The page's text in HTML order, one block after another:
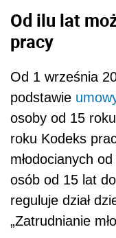
Od ilu lat
pracy
Od 1 września
podstawie
osoby od 15
roku Kodeks
młodocianych
osób od 15 lat
reguluje dział
„Zatrudnianie